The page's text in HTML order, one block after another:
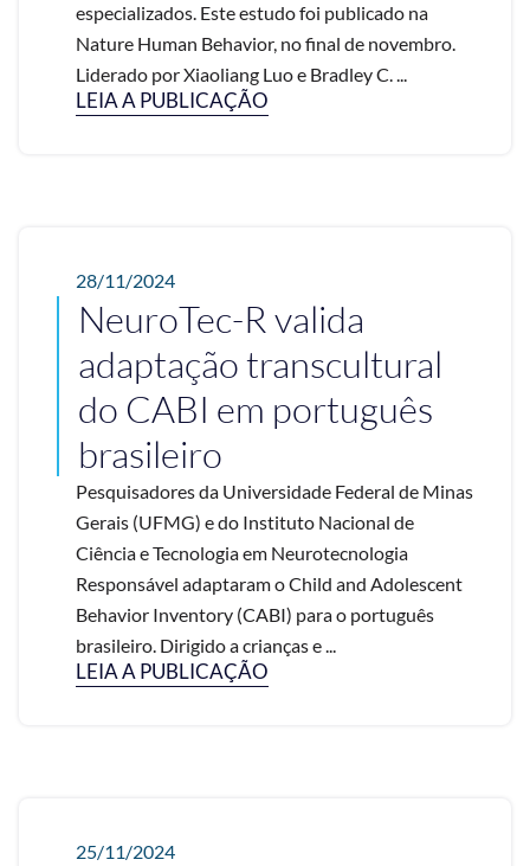
especializados. Este estudo foi publicado na
Nature Human Behavior, no final de novembro.
Liderado por Xiaoliang Luo e Bradley C. ...
LEIA A PUBLICAÇÃO
28/11/2024
NeuroTec-R valida
adaptação transcultural
do CABI em português
brasileiro
Pesquisadores da Universidade Federal de Minas
Gerais (UFMG) e do Instituto Nacional de
Ciência e Tecnologia em Neurotecnologia
Responsável adaptaram o Child and Adolescent
Behavior Inventory (CABI) para o português
brasileiro. Dirigido a crianças e ...
LEIA A PUBLICAÇÃO
25/11/2024